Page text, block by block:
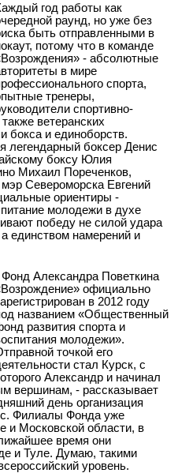
год работы как
раунд, но уже без
быть отправленными в
потому что в команде
- абсолютные
в мире
спорта,
тренеры,
спортивно-
ветеранских
бокса и единоборств.
легендарный боксер Денис
боксу Юлия
Михаил Пореченков,
Североморска Евгений
ориентиры -
молодежи в духе
победу не силой удара
единством намерений и
Александра Поветкина
официально
в 2012 году
названием «Общественный
развития спорта и
молодежи».
точкой его
стал Курск, с
Александр и начинал
вершинам, - рассказывает
день организация
Филиалы Фонда уже
и Московской области, в
время они
и Туле. Думаю, такими
уровень.